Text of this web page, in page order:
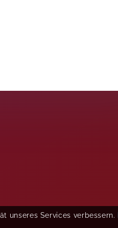
unseres Services verbessern.